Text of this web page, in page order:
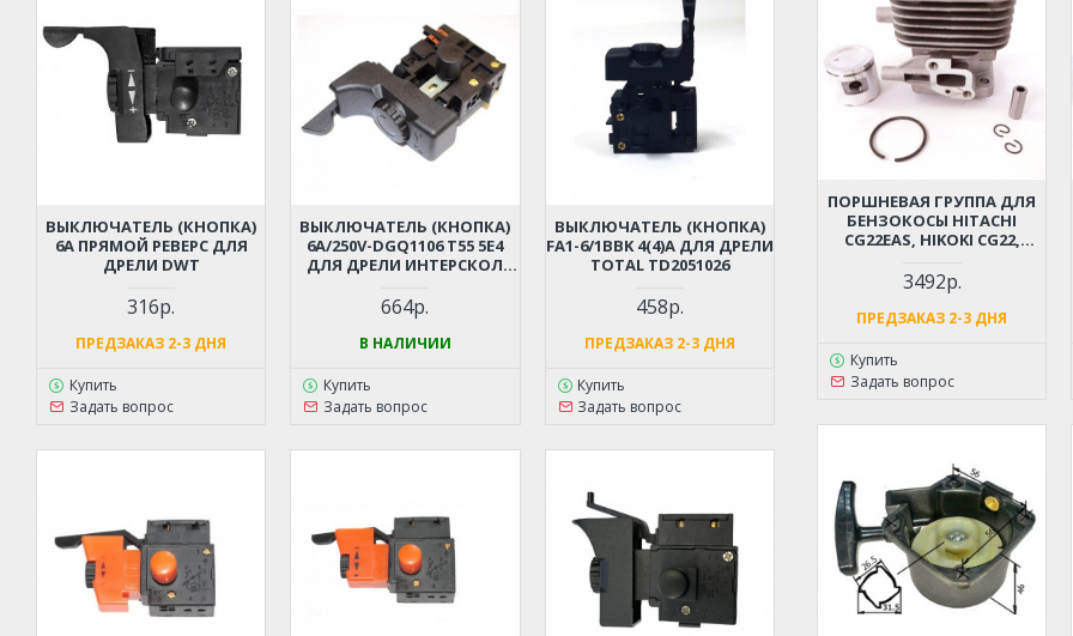
ВЫКЛЮЧАТЕЛЬ (КНОПКА)
6А ПРЯМОЙ РЕВЕРС ДЛЯ
ДРЕЛИ DWT
316р.
ПРЕДЗАКАЗ 2-3 ДНЯ
Купить
Задать вопрос
ВЫКЛЮЧАТЕЛЬ (КНОПКА)
6А/250V-DGQ1106 T55 5E4
ДЛЯ ДРЕЛИ ИНТЕРСКОЛ
(00.10.01.05.01)
664р.
В НАЛИЧИИ
Купить
Задать вопрос
ВЫКЛЮЧАТЕЛЬ (КНОПКА)
FA1-6/1BBK 4(4)A ДЛЯ ДРЕЛИ
TOTAL TD2051026
458р.
ПРЕДЗАКАЗ 2-3 ДНЯ
Купить
Задать вопрос
ПОРШНЕВАЯ ГРУППА ДЛЯ
БЕНЗОКОСЫ HITACHI
CG22EAS, HIKOKI CG22,
6696531)
3492р.
ПРЕДЗАКАЗ 2-3 ДНЯ
Купить
Задать вопрос